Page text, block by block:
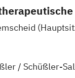
Main
Pirmasens
/ Schüßler-